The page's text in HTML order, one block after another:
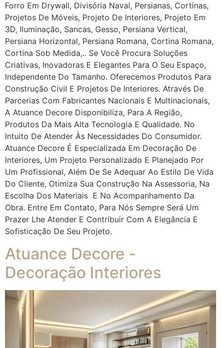
Forro Em Drywall, Divisória Naval, Persianas, Cortinas,
Projetos De Móveis, Projeto De Interiores, Projeto Em
3D, Iluminação, Sancas, Gesso, Persiana Vertical,
Persiana Horizontal, Persiana Romana, Cortina Romana,
Cortina Sob Medida,.. Se Você Procura Soluções
Criativas, Inovadoras E Elegantes Para O Seu Espaço,
Independente Do Tamanho. Oferecemos Produtos Para
Construção Civil E Projetos De Interiores. Através De
Parcerias Com Fabricantes Nacionais E Multinacionais,
A Atuance Decore Disponibiliza, Para A Região,
Produtos Da Mais Alta Tecnologia E Qualidade. No
Intuito De Atender Às Necessidades Do Consumidor.
Atuance Decore É Especializada Em Decoração De
Interiores, Um Projeto Personalizado E Planejado Por
Um Profissional, Além De Se Adequar Ao Estilo De Vida
Do Cliente, Otimiza Sua Construção Na Assessoria, Na
Escolha Dos Materiais E No Acompanhamento Da
Obra. Entre Em Contato, Para Nós Sempre Será Um
Prazer Lhe Atender E Contribuir Com A Elegância E
Sofisticação De Seu Projeto.
Atuance Decore -
Decoração Interiores